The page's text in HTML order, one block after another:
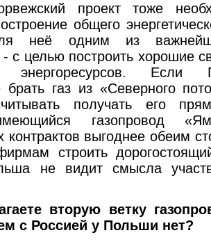
проект тоже
общего
неё одним из
с целью построить хорошие
энергоресурсов. Если
брать газ из «Северного
получать его
газопровод
контрактов выгоднее обеим
строить
не видит смысла
вторую ветку
с Россией у Польши нет?